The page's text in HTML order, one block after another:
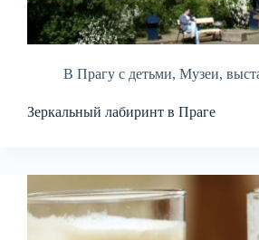
В Прагу с детьми, Музеи,
Зеркальный лабиринт в Праге